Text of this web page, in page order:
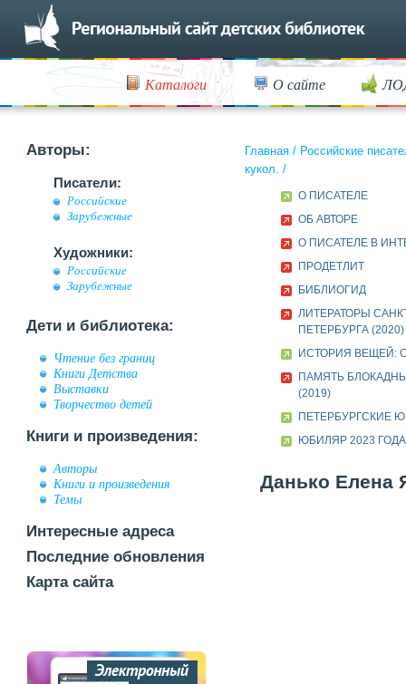
Каталоги О сайте
Авторы:
Писатели:
Российские
Зарубежные
Художники:
Российские
Зарубежные
Дети и библиотека:
Чтение без границ
Книги Детства
Выставки
Творчество детей
Книги и произведения:
Авторы
Книги и произведения
Темы
Интересные адреса
Последние обновления
Карта сайта
Главная / Российские
кукол. /
О ПИСАТЕЛЕ
ОБ АВТОРЕ
О ПИСАТЕЛЕ В
ПРОДЕТЛИТ
БИБЛИОГИД
ЛИТЕРАТОРЫ
ПЕТЕРБУРГА (2020)
ИСТОРИЯ ВЕЩЕЙ:
ПАМЯТЬ
(2019)
ПЕТЕРБУРГСКИЕ
ЮБИЛЯР 2023 ГОДА
Данько Елена